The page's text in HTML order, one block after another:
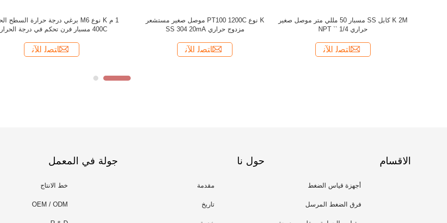
الاقسام
أجهزة قياس الضغط
فرق الضغط المرسل
حول نا
مقدمة
تاريخ
جولة في المعمل
خط الانتاج
OEM / ODM